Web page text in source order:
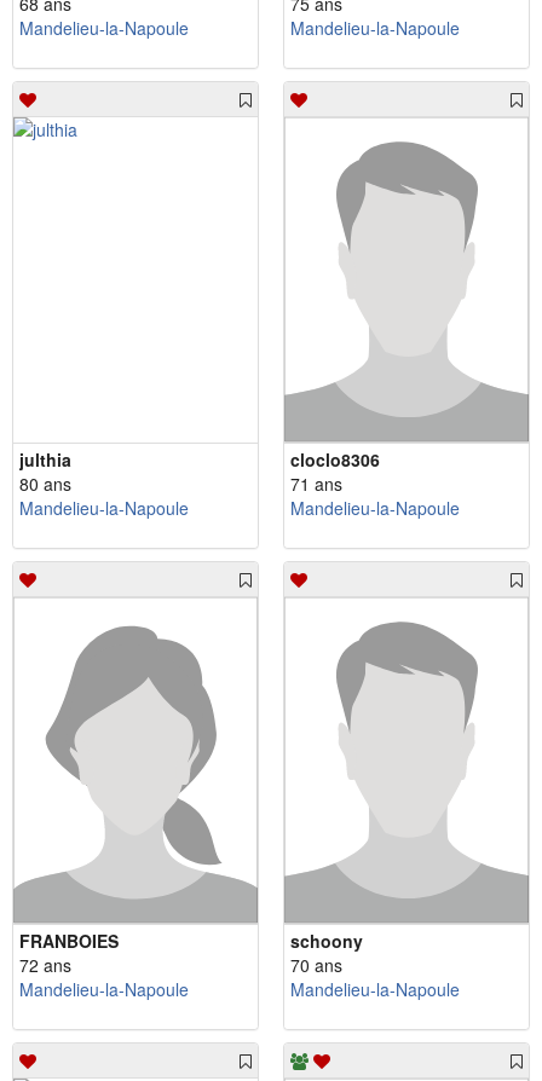
Mandelieu-la-Napoule
Mandelieu-la-Napoule
julthia
80 ans
Mandelieu-la-Napoule
cloclo8306
71 ans
Mandelieu-la-Napoule
FRANBOIES
72 ans
Mandelieu-la-Napoule
schoony
70 ans
Mandelieu-la-Napoule